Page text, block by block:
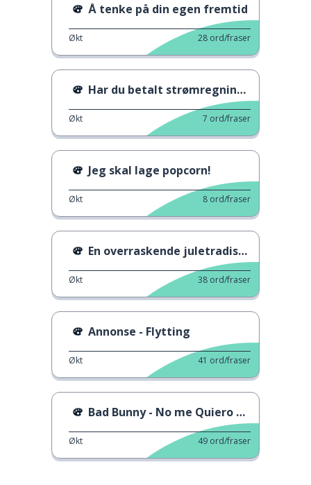
Å tenke på din egen fremtid
Økt 28 ord/fraser
Har du betalt strømregningen?
Økt 7 ord/fraser
Jeg skal lage popcorn!
Økt 8 ord/fraser
En overraskende juletradisjon i Catalonia
Økt 38 ord/fraser
Annonse - Flytting
Økt 41 ord/fraser
Bad Bunny - No me Quiero Casar
Økt 49 ord/fraser